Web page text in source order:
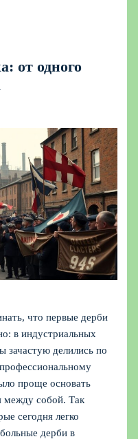
от одного
что первые дерби
в индустриальных
зачастую делились по
проще основать
между собой. Так
сегодня легко
дерби в